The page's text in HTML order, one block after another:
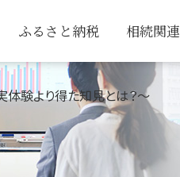
ふるさと納税 相続関連
体験より得た知見とは？～